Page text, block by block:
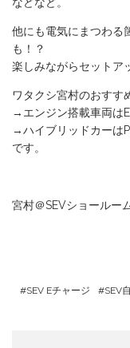
他にも電気にまつわる
も！？
楽しみながらセットア
ワタクシ宮村のおすす
→エンジン搭載車両は
→ハイブリッドカーは
です。
宮村＠SEVショールー
SEV Eチャージ SEV